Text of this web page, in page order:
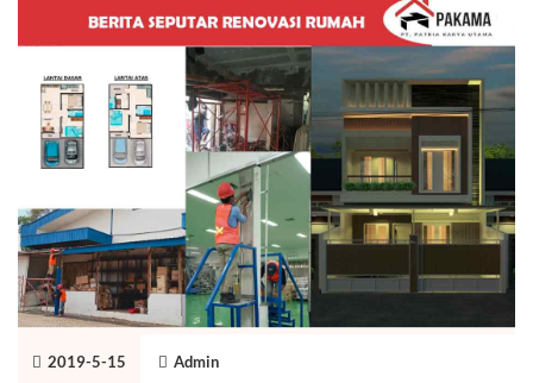
2019-5-15 Admin